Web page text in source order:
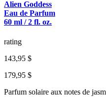
Alien Goddess
Eau de Parfum
60 ml / 2 fl. oz.
rating
143,95 $
179,95 $
Parfum solaire aux notes de